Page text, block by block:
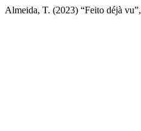
Almeida, T. (2023) “Feito déjà vu”,